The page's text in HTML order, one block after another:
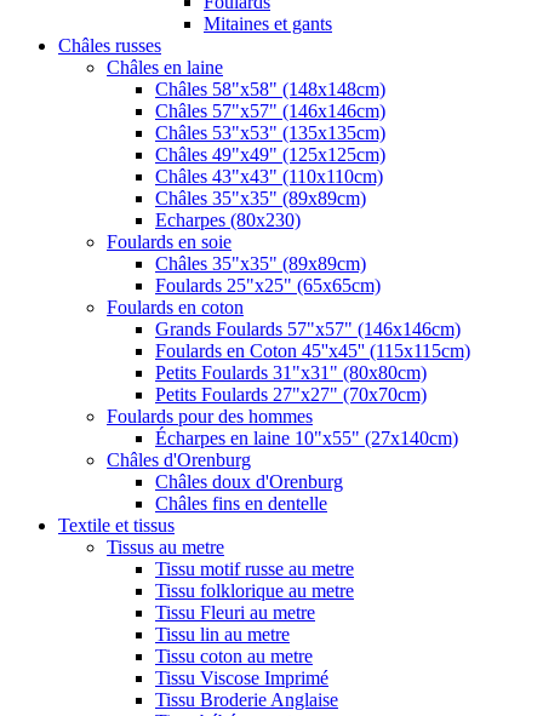
Mitaines et gants
Châles russes
Châles en laine
Châles 58"x58" (148x148cm)
Châles 57"x57" (146x146cm)
Châles 53"x53" (135x135cm)
Châles 49"x49" (125x125cm)
Châles 43"x43" (110x110cm)
Châles 35"x35" (89x89cm)
Echarpes (80х230)
Foulards en soie
Châles 35"x35" (89x89cm)
Foulards 25"x25" (65x65cm)
Foulards en coton
Grands Foulards 57"x57" (146x146cm)
Foulards en Coton 45''x45'' (115x115cm)
Petits Foulards 31"x31" (80x80cm)
Petits Foulards 27"x27" (70x70cm)
Foulards pour des hommes
Écharpes en laine 10"x55" (27x140cm)
Châles d'Orenburg
Châles doux d'Orenburg
Châles fins en dentelle
Textile et tissus
Tissus au metre
Tissu motif russe au metre
Tissu folklorique au metre
Tissu Fleuri au metre
Tissu lin au metre
Tissu coton au metre
Tissu Viscose Imprimé
Tissu Broderie Anglaise